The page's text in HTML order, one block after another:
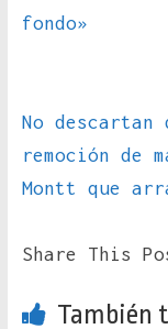
fondo»
No
remoción de
Montt que
Share This
También